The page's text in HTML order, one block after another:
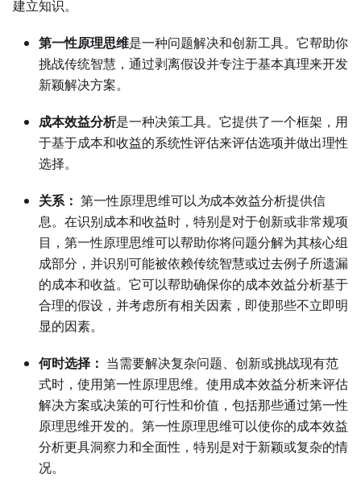
建立知识。
第一性原理思维是一种问题解决和创新工具。它帮助你
挑战传统智慧，通过剥离假设并专注于基本真理来开发
新颖解决方案。
成本效益分析是一种决策工具。它提供了一个框架，用
于基于成本和收益的系统性评估来评估选项并做出理性
选择。
关系： 第一性原理思维可以为成本效益分析提供信
息。在识别成本和收益时，特别是对于创新或非常规项
目，第一性原理思维可以帮助你将问题分解为其核心组
成部分，并识别可能被依赖传统智慧或过去例子所遗漏
的成本和收益。它可以帮助确保你的成本效益分析基于
合理的假设，并考虑所有相关因素，即使那些不立即明
显的因素。
何时选择： 当需要解决复杂问题、创新或挑战现有范
式时，使用第一性原理思维。使用成本效益分析来评估
解决方案或决策的可行性和价值，包括那些通过第一性
原理思维开发的。第一性原理思维可以使你的成本效益
分析更具洞察力和全面性，特别是对于新颖或复杂的情
况。